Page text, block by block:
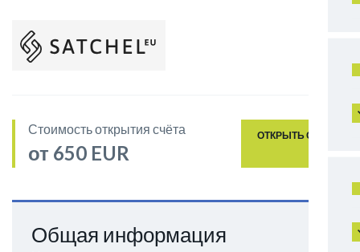
Стоимость открытия счёта
от 650 EUR
ОТКРЫТЬ СЧЁТ
Общая информация